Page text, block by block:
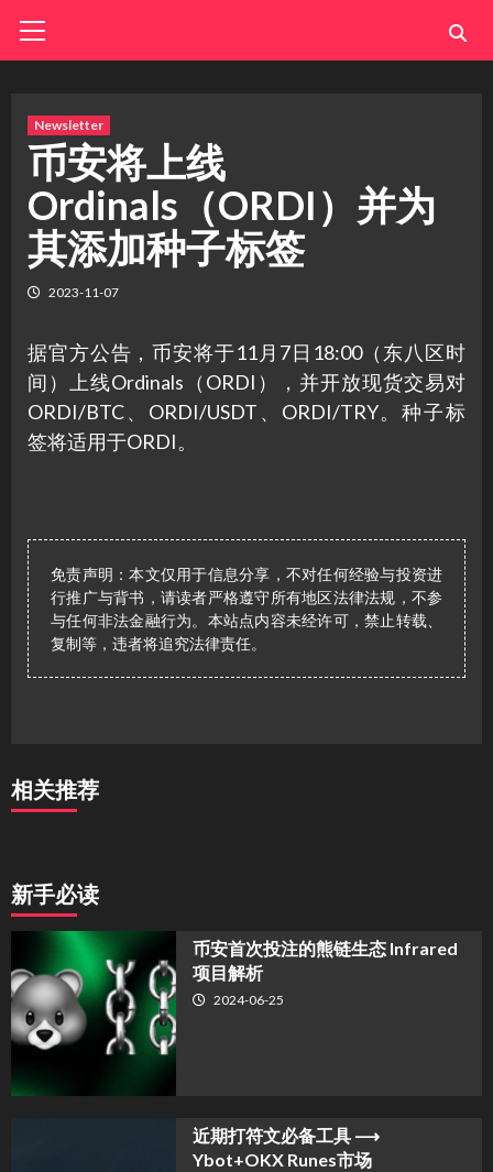
Menu
Newsletter
币安将上线
Ordinals（ORDI）并为
其添加种子标签
2023-11-07
据官方公告，币安将于11月7日18:00（东八区时
间）上线Ordinals（ORDI），并开放现货交易对
ORDI/BTC、ORDI/USDT、ORDI/TRY。种子标
签将适用于ORDI。
免责声明：本文仅用于信息分享，不对任何经验与投资进
行推广与背书，请读者严格遵守所有地区法律法规，不参
与任何非法金融行为。本站点内容未经许可，禁止转载、
复制等，违者将追究法律责任。
相关推荐
新手必读
币安首次投注的熊链生态 Infrared
项目解析
2024-06-25
近期打符文必备工具 ⟶
Ybot+OKX Runes市场